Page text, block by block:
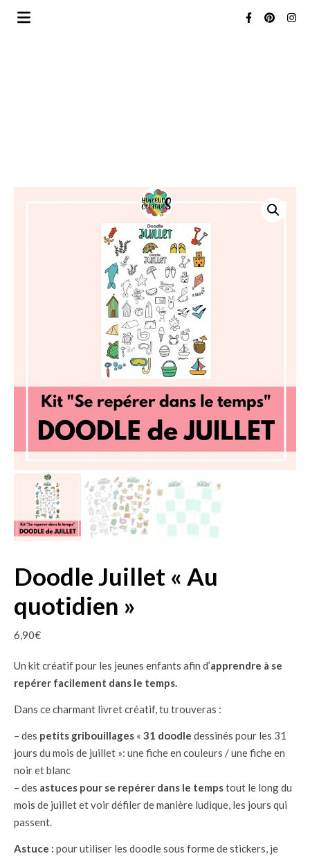
Doodle Juillet « Au
quotidien »
6,90€
Un kit créatif pour les jeunes enfants afin d’apprendre à se
repérer facilement dans le temps.
Dans ce charmant livret créatif, tu trouveras :
– des petits gribouillages « 31 doodle dessinés pour les 31
jours du mois de juillet »: une fiche en couleurs / une fiche en
noir et blanc
– des astuces pour se repérer dans le tempstout le long du
mois de juillet et voir défiler de manière ludique, les jours qui
passent.
Astuce : pour utiliser les doodle sous forme de stickers, je